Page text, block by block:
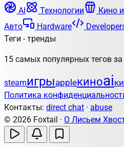
AI
Технологии Кино
Авто
Hardware
Теги - тренды
15 самых популярных тегов
steamигрыappleкиноai
Политика
Контакты: direct chat · abuse
© 2026 Foxtail · О Лисьем